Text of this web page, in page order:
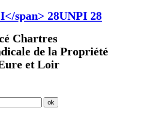
UNPI 28
Chartres
de la Propriété
et Loir